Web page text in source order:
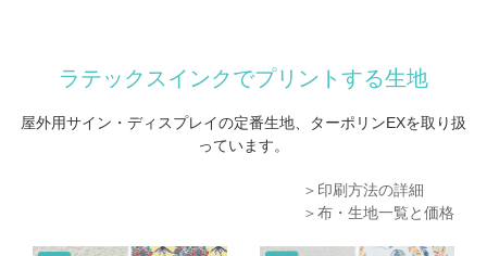
ラテックスインクでプリントする生地
屋外用サイン・ディスプレイの定番生地、ターポリンEXを取り扱
っています。
＞印刷方法の詳細
＞布・生地一覧と価格